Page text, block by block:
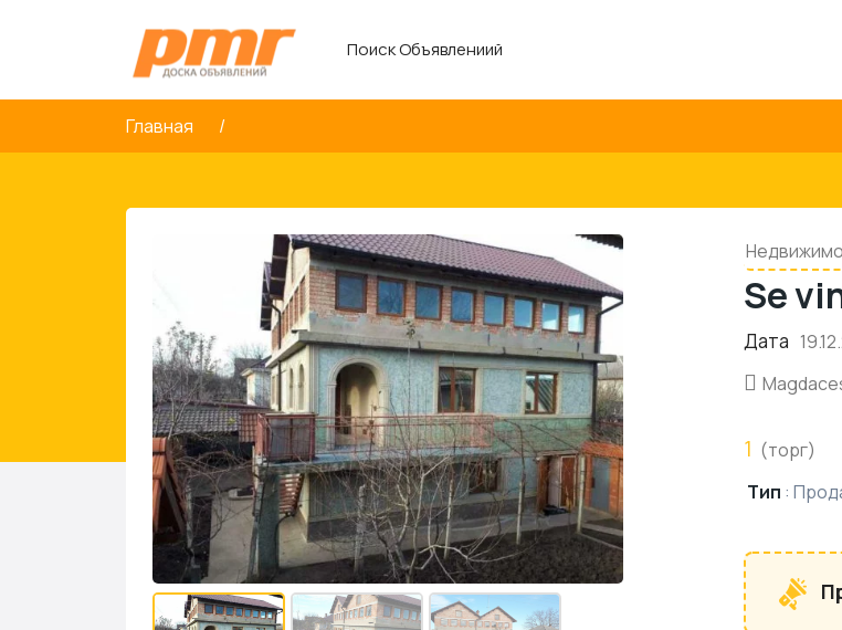
Поиск Объявлениий
Главная
Se
Дата
1 (торг)
Тип :